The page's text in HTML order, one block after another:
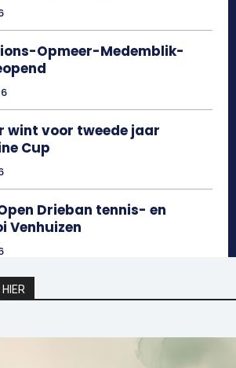
Opmeer-Medemblik-
wint voor tweede jaar
Cup
Drieban tennis- en
Venhuizen